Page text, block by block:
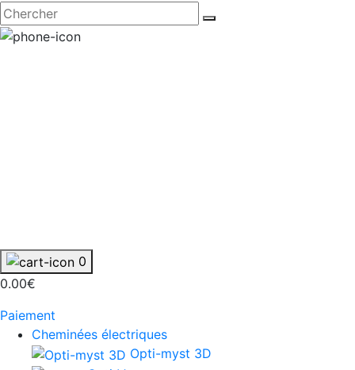
0
0.00€
Paiement
Cheminées électriques
Opti-myst 3D